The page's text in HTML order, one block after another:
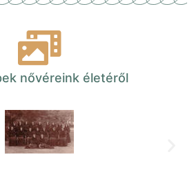
nővéreink életéről